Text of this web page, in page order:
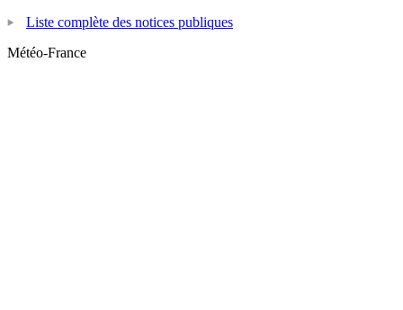
Liste complète des notices publiques
Météo-France